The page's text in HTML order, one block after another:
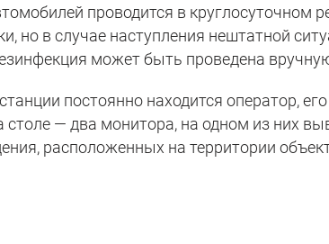
проводится в круглосуточном
но в случае наступления нештатной
может быть проведена
постоянно находится оператор,
столе — два монитора, на одном из них
расположенных на территории